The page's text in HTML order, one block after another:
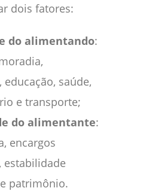
dois fatores:
do alimentando:
saúde,
e transporte;
do alimentante:
encargos
estabilidade
patrimônio.